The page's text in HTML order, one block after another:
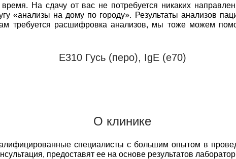
На сдачу от вас не потребуется никаких
«анализы на дому по городу». Результаты анализов
требуется расшифровка анализов, мы тоже можем
Е310 Гусь (перо), IgE (e70)
О клинике
специалисты с большим опытом в
предоставят ее на основе результатов